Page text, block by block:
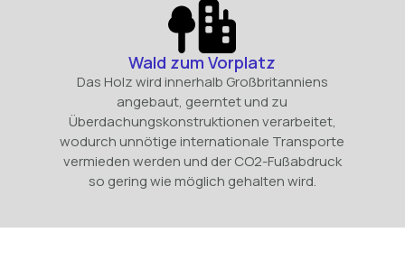
Wald zum Vorplatz
Das Holz wird innerhalb Großbritanniens
angebaut, geerntet und zu
Überdachungskonstruktionen verarbeitet,
wodurch unnötige internationale Transporte
vermieden werden und der CO2-Fußabdruck
so gering wie möglich gehalten wird.